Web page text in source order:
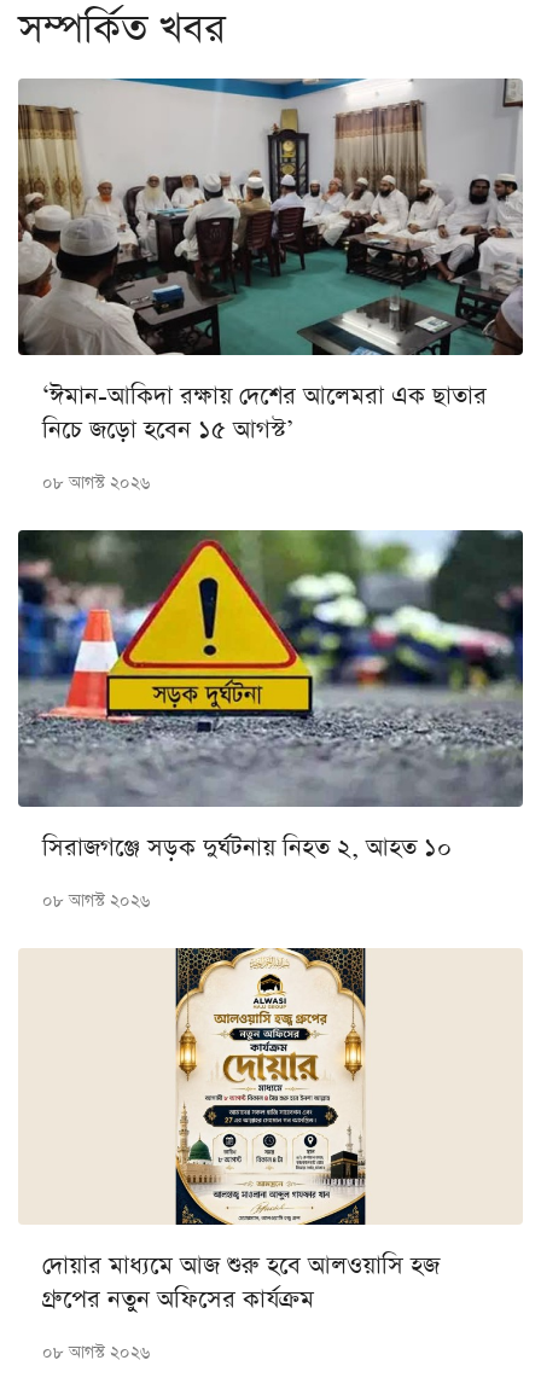
সম্পর্কিত খবর
‘ঈমান-আকিদা রক্ষায় দেশের আলেমরা এক ছাতার
নিচে জড়ো হবেন ১৫ আগস্ট’
০৮ আগস্ট ২০২৬
সিরাজগঞ্জে সড়ক দুর্ঘটনায় নিহত ২, আহত‌ ১০
০৮ আগস্ট ২০২৬
দোয়ার মাধ্যমে আজ শুরু হবে আলওয়াসি হজ
গ্রুপের নতুন অফিসের কার্যক্রম
০৮ আগস্ট ২০২৬